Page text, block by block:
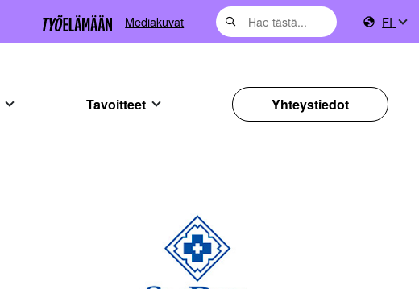
Mediakuvat FI
Tavoitteet Yhteystiedot